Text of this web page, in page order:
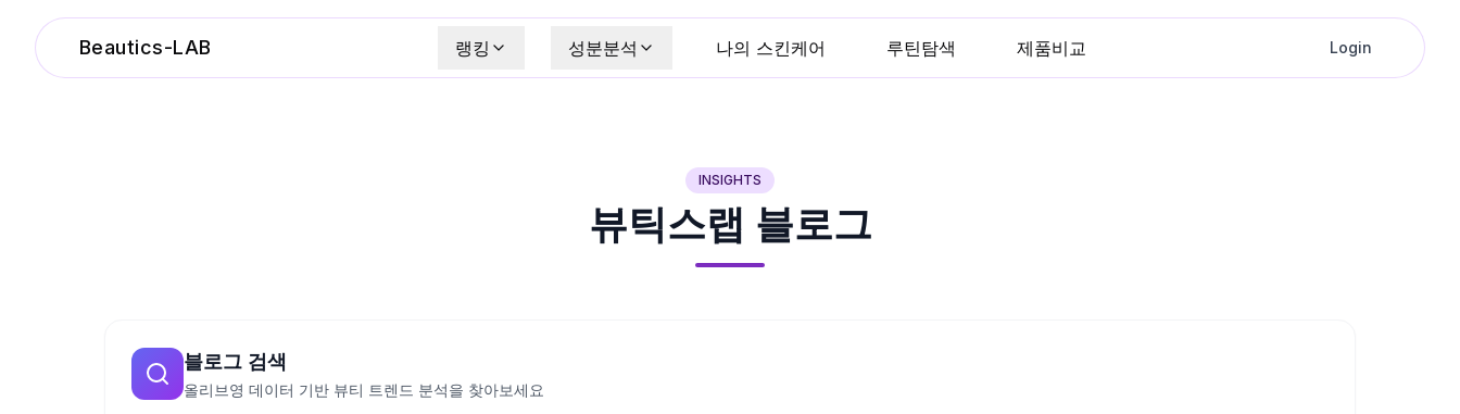
Beautics-LAB 랭킹 성분분석 나의 스킨케어 루틴탐색 제품비교 Login
INSIGHTS
뷰틱스랩 블로그
블로그 검색
올리브영 데이터 기반 뷰티 트렌드 분석을 찾아보세요